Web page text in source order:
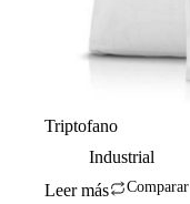
Triptofano
Industrial
Leer más
Comparar